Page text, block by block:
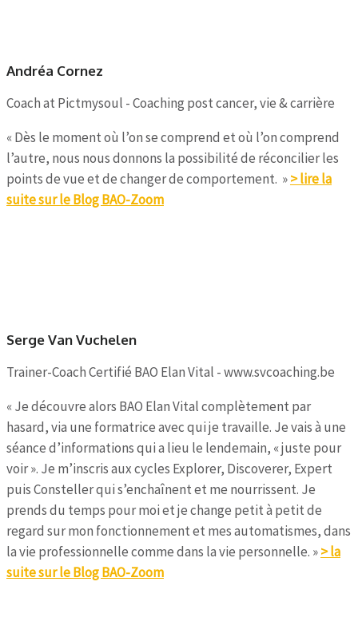
Andréa Cornez
Coach at Pictmysoul - Coaching post cancer, vie & carrière
« Dès le moment où l’on se comprend et où l’on comprend
l’autre, nous nous donnons la possibilité de réconcilier les
points de vue et de changer de comportement. »> lire la
suite sur le Blog BAO-Zoom
Serge Van Vuchelen
Trainer-Coach Certifié BAO Elan Vital - www.svcoaching.be
« Je découvre alors BAO Elan Vital complètement par
hasard, via une formatrice avec qui je travaille. Je vais à une
séance d’informations qui a lieu le lendemain, « juste pour
voir ». Je m’inscris aux cycles Explorer, Discoverer, Expert
puis Consteller qui s’enchaînent et me nourrissent. Je
prends du temps pour moi et je change petit à petit de
regard sur mon fonctionnement et mes automatismes, dans
la vie professionnelle comme dans la vie personnelle. »> la
suite sur le Blog BAO-Zoom